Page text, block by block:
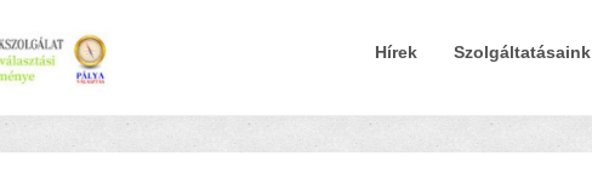
Elsődleges Menü
Tovább a tartalomra
Hírek Szolgáltatásaink